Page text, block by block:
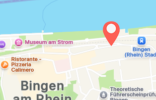
Partner
Kontakt
Impressum